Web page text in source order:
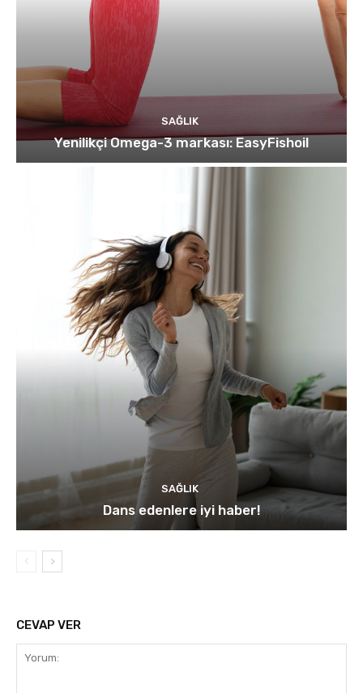
SAĞLIK
Yenilikçi Omega-3 markası: EasyFishoil
SAĞLIK
Dans edenlere iyi haber!
CEVAP VER